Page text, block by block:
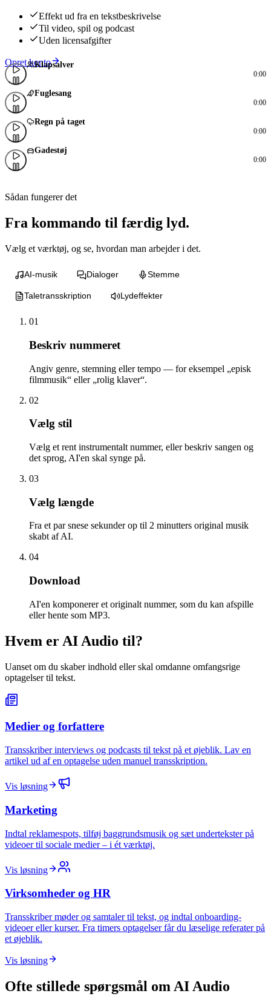
Effekt ud fra en tekstbeskrivelse
Til video, spil og podcast
Uden licensafgifter
Opret kontoKlapsalver
0:00
Fuglesang
0:00
Regn på taget
0:00
Gadestøj
0:00
Sådan fungerer det
Fra kommando til færdig lyd.
Vælg et værktøj, og se, hvordan man arbejder i det.
AI-musik Dialoger Stemme
Taletransskription Lydeffekter
01
Beskriv nummeret
Angiv genre, stemning eller tempo — for eksempel „episk
filmmusik“ eller „rolig klaver“.
02
Vælg stil
Vælg et rent instrumentalt nummer, eller beskriv sangen og
det sprog, AI'en skal synge på.
03
Vælg længde
Fra et par snese sekunder op til 2 minutters original musik
skabt af AI.
04
Download
AI'en komponerer et originalt nummer, som du kan afspille
eller hente som MP3.
Hvem er AI Audio til?
Uanset om du skaber indhold eller skal omdanne omfangsrige
optagelser til tekst.
Medier og forfattere
Transskriber interviews og podcasts til tekst på et øjeblik. Lav en
artikel ud af en optagelse uden manuel transskription.
Vis løsning
Marketing
Indtal reklamespots, tilføj baggrundsmusik og sæt undertekster på
videoer til sociale medier – i ét værktøj.
Vis løsning
Virksomheder og HR
Transskriber møder og samtaler til tekst, og indtal onboarding-
videoer eller kurser. Fra timers optagelser får du læselige referater på
et øjeblik.
Vis løsning
Ofte stillede spørgsmål om AI Audio